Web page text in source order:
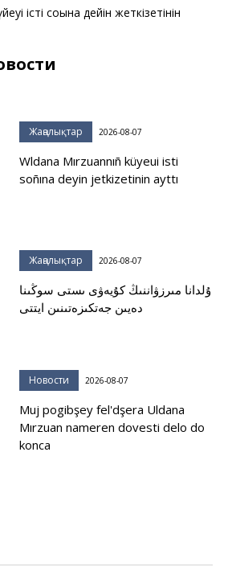
істі соңына дейін жеткізетінін
Жаңалықтар 2026-08-07
Wldana Mırzuannıñ küyeui isti
soñına deyin jetkizetinin ayttı
Жаңалықтар 2026-08-07
ۇلدانا مىرزۋاننىڭ كۇيەۋى ىستى سوڭىنا
دەيىن جەتكىزەتىنىن ايتتى
Новости 2026-08-07
Muj pogibşey fel'dşera Uldana
Mırzuan nameren dovesti delo do
konca